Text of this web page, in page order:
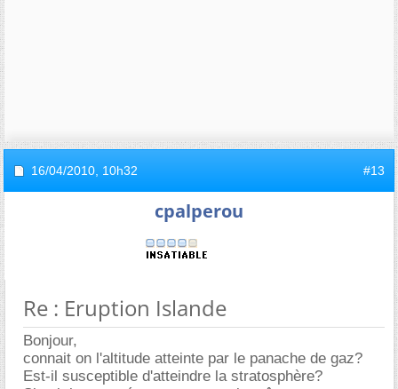
16/04/2010, 10h32 #13
cpalperou
Re : Eruption Islande
Bonjour,
connait on l'altitude atteinte par le panache de gaz?
Est-il susceptible d'atteindre la stratosphère?